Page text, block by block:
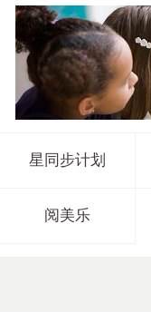
星同步计划
阅美乐